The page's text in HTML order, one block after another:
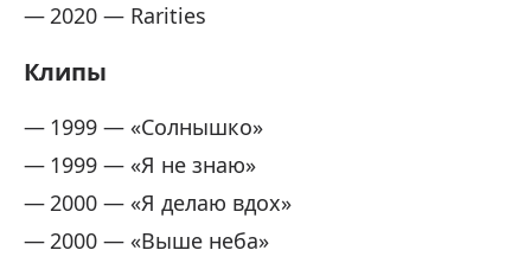
2020 — Rarities
Клипы
1999 — «Солнышко»
1999 — «Я не знаю»
2000 — «Я делаю вдох»
2000 — «Выше неба»